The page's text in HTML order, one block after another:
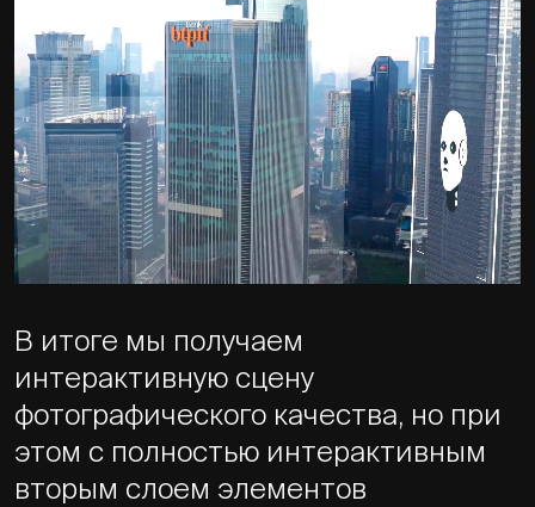
В итоге мы получаем
интерактивную сцену
фотографического качества, но при
этом с полностью интерактивным
вторым слоем элементов